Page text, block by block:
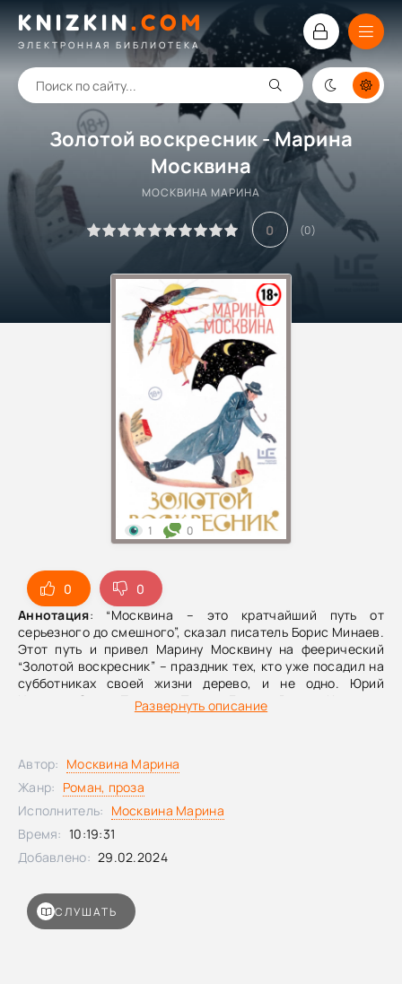
KNIZKIN.COM
ЭЛЕКТРОННАЯ БИБЛИОТЕКА
Золотой воскресник - Марина
Москвина
МОСКВИНА МАРИНА
0 (0)
0
0
Аннотация: “Москвина – это кратчайший путь от
серьезного до смешного”, сказал писатель Борис Минаев.
Этот путь и привел Марину Москвину на феерический
“Золотой воскресник” – праздник тех, кто уже посадил на
субботниках своей жизни дерево, и не одно. Юрий
Никулин, Слава Полунин, Тонино Гуэрра, Виктор Чижиков,
Дина Рубина, художники, издатели, музыканты, актеры,
драгоценности, много лет собирала автор. Блюзовый
драйв этой книги приглашает превыше всего ценить
жизнь – ведь другой, лучше этой, уже не будет.
Развернуть описание
1 0
СЛУШАТЬ
Автор: Москвина Марина
Жанр: Роман, проза
Исполнитель: Москвина Марина
Время: 10:19:31
Добавлено: 29.02.2024